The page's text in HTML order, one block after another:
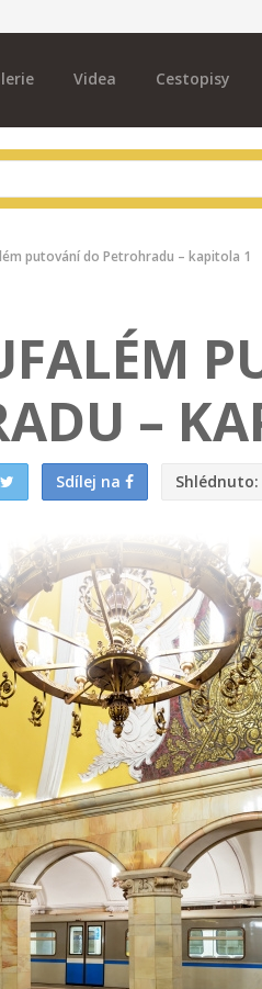
Videa Cestopisy
putování do Petrohradu – kapitola 1
–
Sdílej na Shlédnuto: